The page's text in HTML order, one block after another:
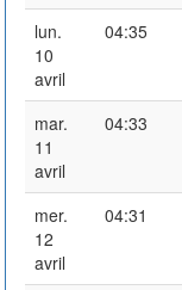
lun.
10
avril
04:35
mar.
11
avril
04:33
mer.
12
avril
04:31